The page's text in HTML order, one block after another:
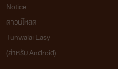
Notice
ดาวน์โหลด
Tunwalai Easy
(สำหรับ Android)